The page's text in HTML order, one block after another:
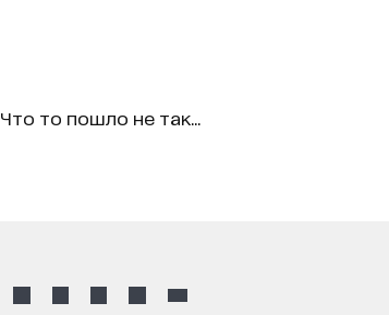
Что то пошло не так...